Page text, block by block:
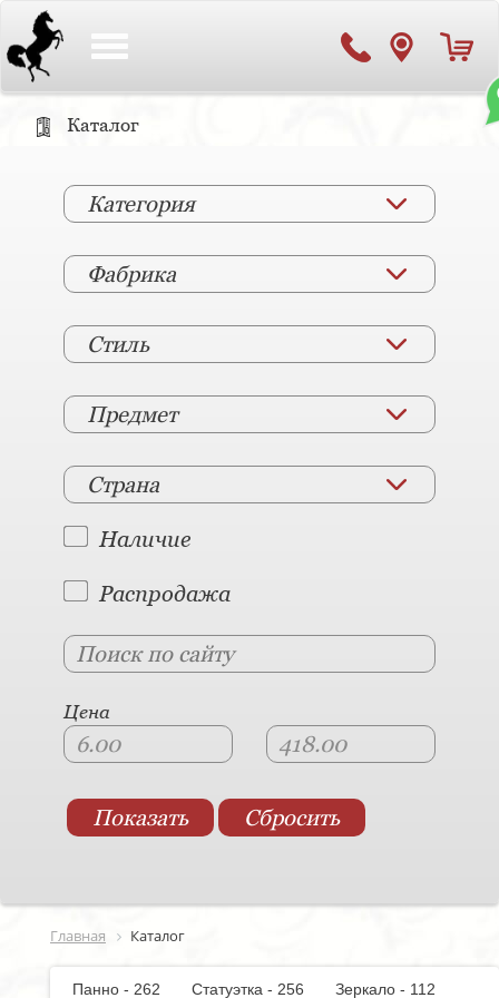
Каталог
Категория
Фабрика
Стиль
Предмет
Страна
Наличие
Распродажа
Цена
Главная Каталог
Панно - 262 Статуэтка - 256
Зеркало - 112